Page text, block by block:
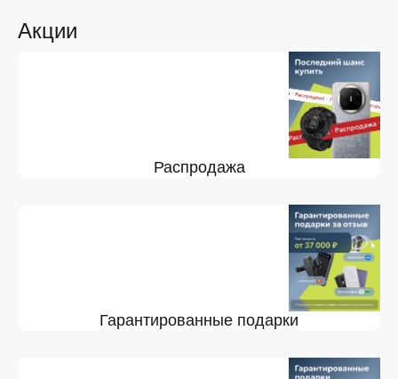
Акции
Распродажа
Гарантированные подарки